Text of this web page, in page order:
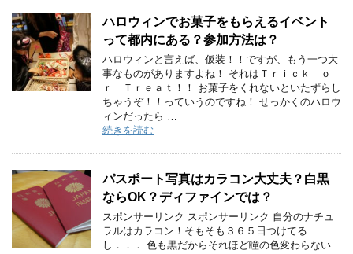
ハロウィンでお菓子をもらえるイベント
って都内にある？参加方法は？
ハロウィンと言えば、仮装！！ですが、もう一つ大
事なものがありますよね！ それはＴｒｉｃｋ ｏ
ｒ Ｔｒｅａｔ！！ お菓子をくれないといたずらし
ちゃうぞ！！っていうのですね！ せっかくのハロウ
ィンだったら …
続きを読む
パスポート写真はカラコン大丈夫？白黒
ならOK？ディファインでは？
スポンサーリンク スポンサーリンク 自分のナチュ
ラルはカラコン！そもそも３６５日つけてる
し．．． 色も黒だからそれほど瞳の色変わらない